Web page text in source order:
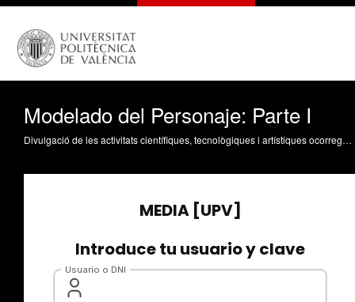
Modelado del Personaje: Parte I
Divulgació de les activitats científiques, tecnològiques i artístiques ocorregudes en els tres campus de la UPV